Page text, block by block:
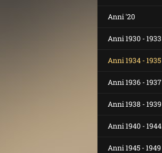
Anni '20
Anni 1930 - 1933
Anni 1934 - 1935
Anni 1936 - 1937
Anni 1938 - 1939
Anni 1940 - 1944
Anni 1945 - 1949